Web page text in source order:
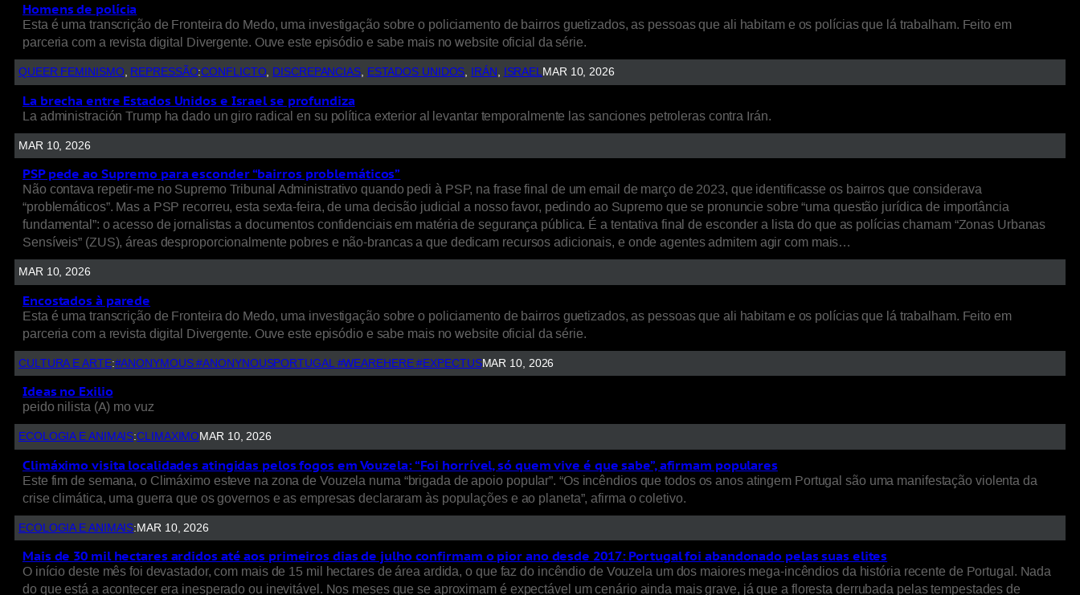
Homens de polícia
Esta é uma transcrição de Fronteira do Medo, uma investigação sobre o policiamento de bairros guetizados, as pessoas que ali habitam e os polícias que lá trabalham. Feito em
parceria com a revista digital Divergente. Ouve este episódio e sabe mais no website oficial da série.
QUEER FEMINISMO, REPRESSÃO:CONFLICTO, DISCREPANCIAS, ESTADOS UNIDOS, IRÁN , ISRAELMAR 10, 2026
La brecha entre Estados Unidos e Israel se profundiza
La administración Trump ha dado un giro radical en su política exterior al levantar temporalmente las sanciones petroleras contra Irán.
MAR 10, 2026
PSP pede ao Supremo para esconder “bairros problemáticos”
Não contava repetir-me no Supremo Tribunal Administrativo quando pedi à PSP, na frase final de um email de março de 2023, que identificasse os bairros que considerava
“problemáticos”. Mas a PSP recorreu, esta sexta-feira, de uma decisão judicial a nosso favor, pedindo ao Supremo que se pronuncie sobre “uma questão jurídica de importância
fundamental”: o acesso de jornalistas a documentos confidenciais em matéria de segurança pública. É a tentativa final de esconder a lista do que as polícias chamam “Zonas Urbanas
Sensíveis” (ZUS), áreas desproporcionalmente pobres e não-brancas a que dedicam recursos adicionais, e onde agentes admitem agir com mais…
MAR 10, 2026
Encostados à parede
Esta é uma transcrição de Fronteira do Medo, uma investigação sobre o policiamento de bairros guetizados, as pessoas que ali habitam e os polícias que lá trabalham. Feito em
parceria com a revista digital Divergente. Ouve este episódio e sabe mais no website oficial da série.
CULTURA E ARTE:#ANONYMOUS #ANONYNOUSPORTUGAL #WEAREHERE #EXPECTUSMAR 10, 2026
Ideas no Exilio
peido nilista (A) mo vuz
ECOLOGIA E ANIMAIS:CLIMAXIMOMAR 10, 2026
Climáximo visita localidades atingidas pelos fogos em Vouzela: “Foi horrível, só quem vive é que sabe”, afirmam populares
Este fim de semana, o Climáximo esteve na zona de Vouzela numa “brigada de apoio popular”. “Os incêndios que todos os anos atingem Portugal são uma manifestação violenta da
crise climática, uma guerra que os governos e as empresas declararam às populações e ao planeta”, afirma o coletivo.
ECOLOGIA E ANIMAIS: MAR 10, 2026
Mais de 30 mil hectares ardidos até aos primeiros dias de julho confirmam o pior ano desde 2017: Portugal foi abandonado pelas suas elites
O início deste mês foi devastador, com mais de 15 mil hectares de área ardida, o que faz do incêndio de Vouzela um dos maiores mega-incêndios da história recente de Portugal. Nada
do que está a acontecer era inesperado ou inevitável. Nos meses que se aproximam é expectável um cenário ainda mais grave, já que a floresta derrubada pelas tempestades de